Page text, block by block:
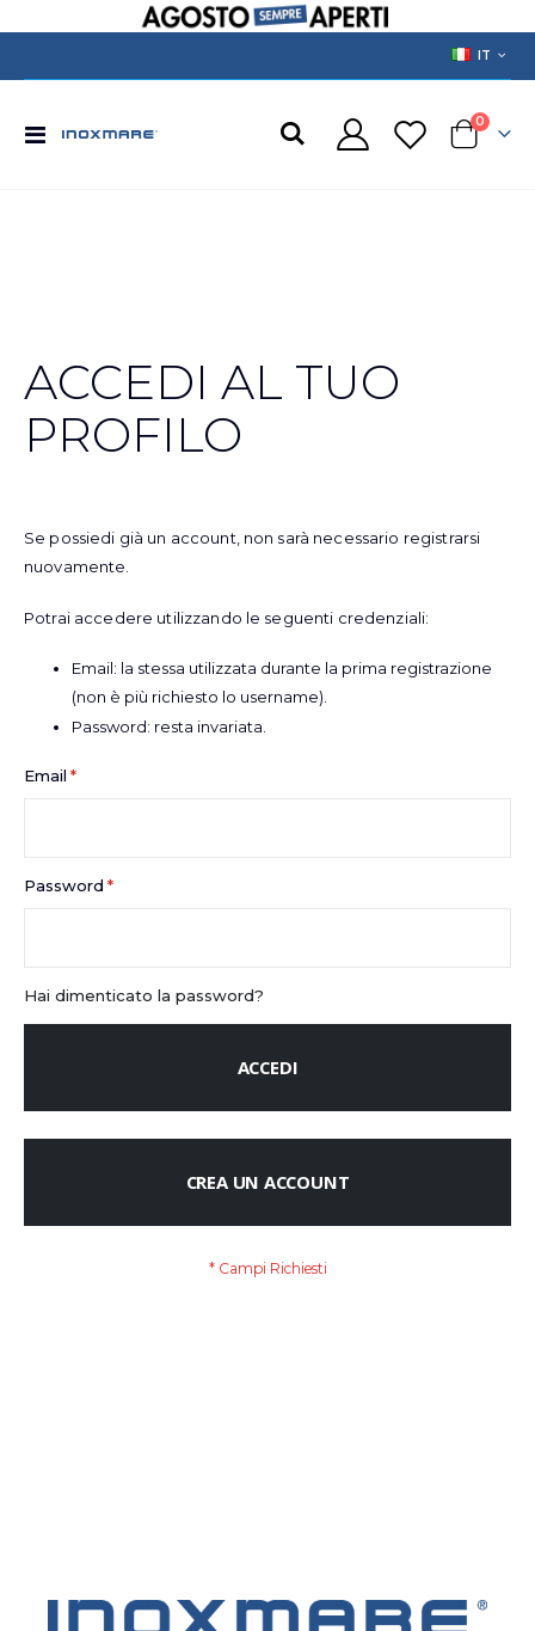
LANGUAGE
IT
Toggle
Cart
0prodotti
ACCEDI AL TUO
PROFILO
Se possiedi già un account, non sarà necessario registrarsi
nuovamente.
Potrai accedere utilizzando le seguenti credenziali:
Email: la stessa utilizzata durante la prima registrazione
(non è più richiesto lo username).
Password: resta invariata.
Email
Password
Hai dimenticato la password?
ACCEDI
CREA UN ACCOUNT